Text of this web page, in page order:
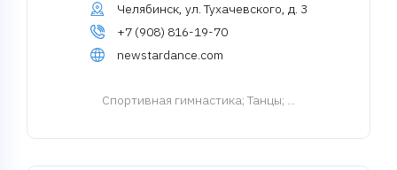
Челябинск, ул. Тухачевского, д. 3
+7 (908) 816-19-70
newstardance.com
Спортивная гимнастика; Танцы; ...